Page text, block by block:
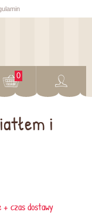
0
i
czas dostawy